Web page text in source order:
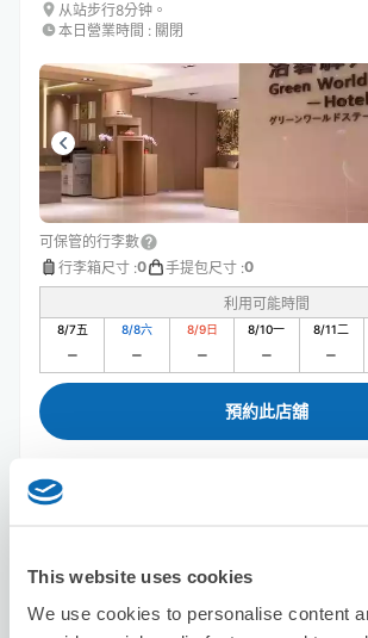
This website uses cookies
We use cookies to personalise content
从站步行8分钟。
本日營業時間 : 關閉
可保管的行李數
行李箱尺寸 :0 手提包尺寸 :0
利用可能時間
8/7五 8/8六 8/9日 8/10一 8/11二
預約此店舖
本日營業時間 : 關閉